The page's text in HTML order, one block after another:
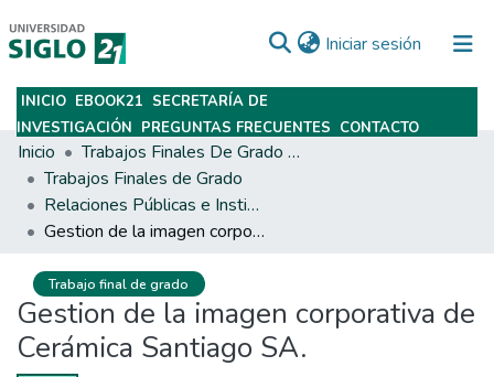
Iniciar sesión (current)
Subir
INICIO EBOOK21 SECRETARÍA DE
INVESTIGACIÓN PREGUNTAS FRECUENTES CONTACTO
Inicio
Trabajos Finales De Grado Y Posgrado
Trabajos Finales de Grado
Relaciones Públicas e Institucionales
Gestion de la imagen corporativa de Cerámica Santiago SA.
Trabajo final de grado
Gestion de la imagen corporativa de
Cerámica Santiago SA.